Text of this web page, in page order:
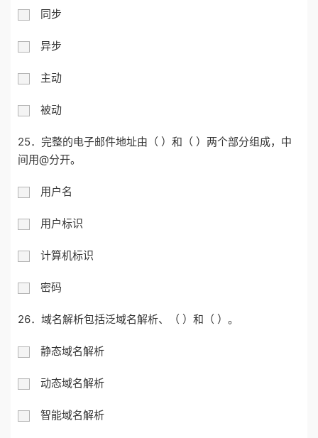
同步
异步
主动
被动
25．完整的电子邮件地址由（ ）和（ ）两个部分组成，中
间用@分开。
用户名
用户标识
计算机标识
密码
26．域名解析包括泛域名解析、（ ）和（ ）。
静态域名解析
动态域名解析
智能域名解析